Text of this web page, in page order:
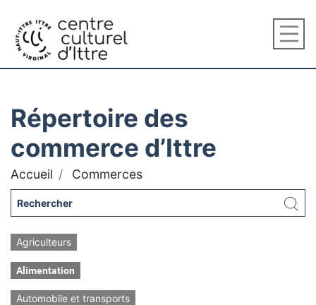
Répertoire des
commerce d’Ittre
Accueil Commerces
Agriculteurs
Alimentation
Automobile et transports